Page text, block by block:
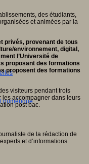
numérique
des étudiants,
et animées par la
privés, provenant de tous
environnement, digital,
l’Université de
proposant des formations
proposent des formations
visiteurs pendant trois
accompagner dans leurs
post bac.
de la rédaction de
et d’informations